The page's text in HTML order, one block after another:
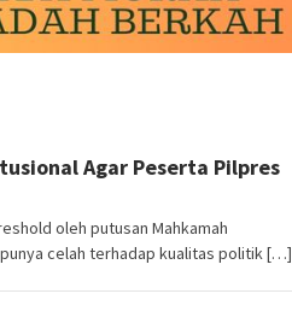
Agar Peserta Pilpres
oleh putusan Mahkamah
celah terhadap kualitas politik […]